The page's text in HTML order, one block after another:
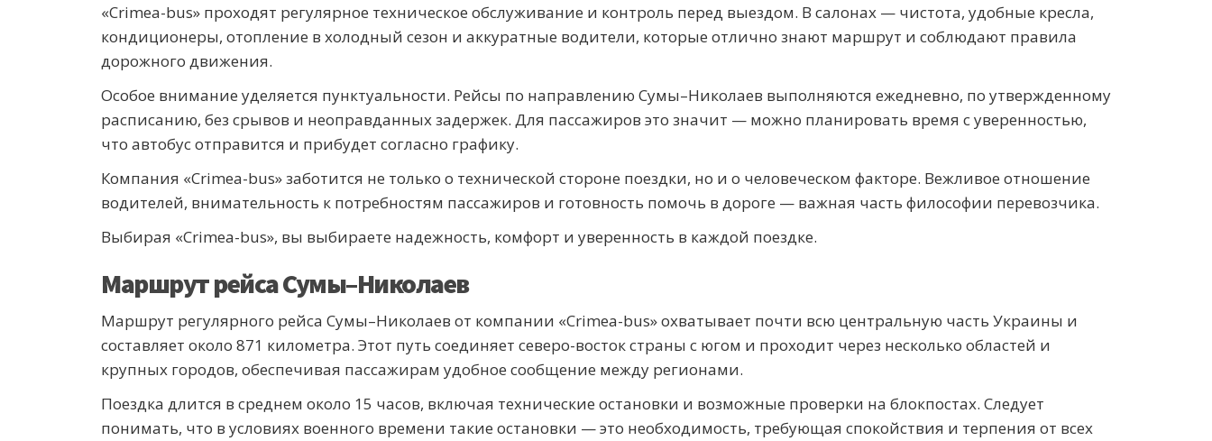
«Crimea-bus» проходят регулярное техническое обслуживание и контроль перед выездом. В салонах — чистота, удобные кресла,
кондиционеры, отопление в холодный сезон и аккуратные водители, которые отлично знают маршрут и соблюдают правила
дорожного движения.
Особое внимание уделяется пунктуальности. Рейсы по направлению Сумы–Николаев выполняются ежедневно, по утвержденному
расписанию, без срывов и неоправданных задержек. Для пассажиров это значит — можно планировать время с уверенностью,
что автобус отправится и прибудет согласно графику.
Компания «Crimea-bus» заботится не только о технической стороне поездки, но и о человеческом факторе. Вежливое отношение
водителей, внимательность к потребностям пассажиров и готовность помочь в дороге — важная часть философии перевозчика.
Выбирая «Crimea-bus», вы выбираете надежность, комфорт и уверенность в каждой поездке.
Маршрут рейса Сумы–Николаев
Маршрут регулярного рейса Сумы–Николаев от компании «Crimea-bus» охватывает почти всю центральную часть Украины и
составляет около 871 километра. Этот путь соединяет северо-восток страны с югом и проходит через несколько областей и
крупных городов, обеспечивая пассажирам удобное сообщение между регионами.
Поездка длится в среднем около 15 часов, включая технические остановки и возможные проверки на блокпостах. Следует
понимать, что в условиях военного времени такие остановки — это необходимость, требующая спокойствия и терпения от всех